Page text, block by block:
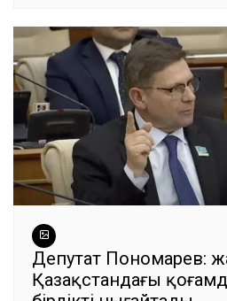
Депутат Пономарев:
Қазақстандағы